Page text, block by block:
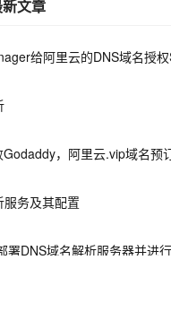
文章
给阿里云的DNS域名授
Godaddy，阿里云.vip域名预
服务及其配置
署DNS域名解析服务器并进
whois与子域名爆破